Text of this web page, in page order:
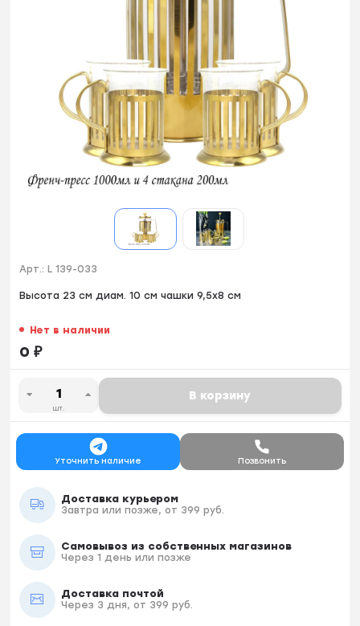
Арт.: L 139-033
Высота 23 см диам. 10 см чашки 9,5х8 см
Нет в наличии
0 ₽
шт.
В корзину
Уточнить наличие Позвонить
Доставка курьером
Завтра или позже, от 399 руб.
Самовывоз из собственных магазинов
Через 1 день или позже
Доставка почтой
Через 3 дня, от 399 руб.